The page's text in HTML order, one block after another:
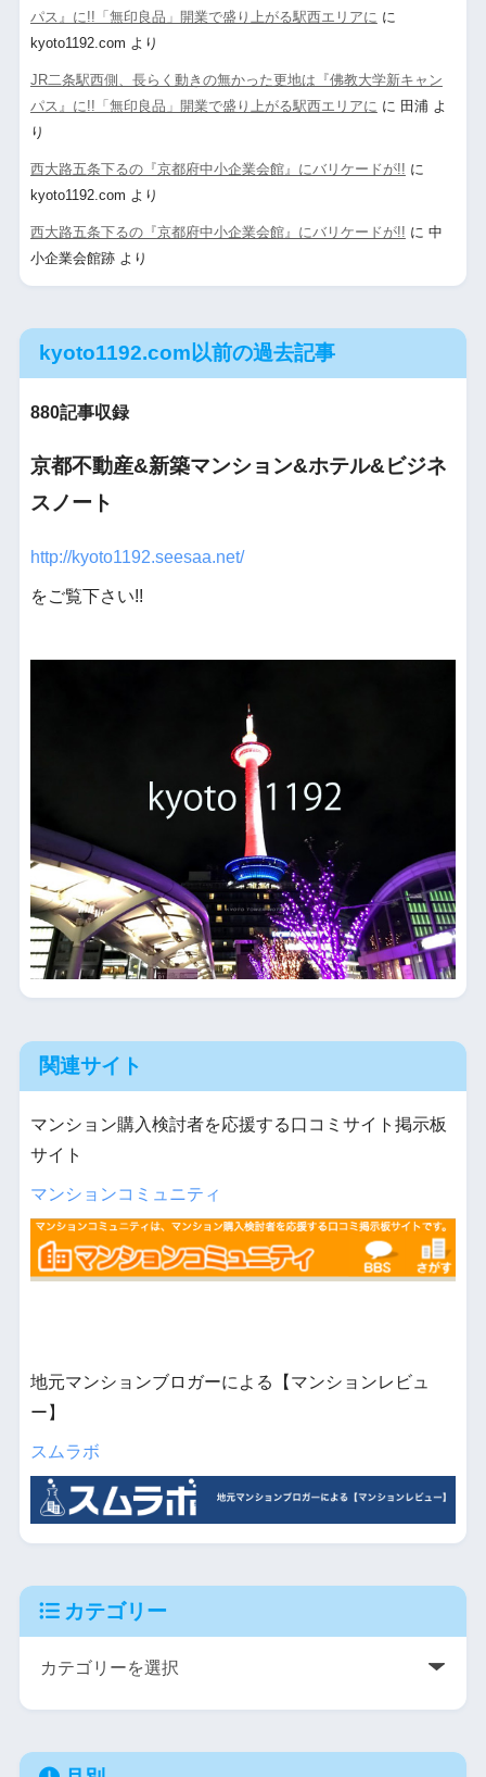
パス』に!!「無印良品」開業で盛り上がる駅西エリアに に
kyoto1192.com より
JR二条駅西側、長らく動きの無かった更地は『佛教大学新キャン
パス』に!!「無印良品」開業で盛り上がる駅西エリアに に 田浦よ
り
西大路五条下るの『京都府中小企業会館』にバリケードが!! に
kyoto1192.com より
西大路五条下るの『京都府中小企業会館』にバリケードが!! に 中
小企業会館跡より
kyoto1192.com以前の過去記事
880記事収録
京都不動産&新築マンション&ホテル&ビジネ
スノート
http://kyoto1192.seesaa.net/
をご覧下さい!!
関連サイト
マンション購入検討者を応援する口コミサイト掲示板
サイト
マンションコミュニティ
地元マンションブロガーによる【マンションレビュ
ー】
スムラボ
カテゴリー